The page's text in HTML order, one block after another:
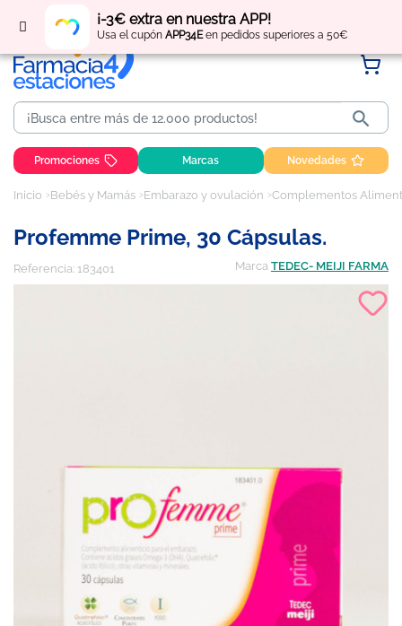
¡-3€ extra en nuestra APP!
Usa el cupón APP34Een pedidos superiores a 50€
Regístratey obtén puntos por tus compras

Promociones Marcas Novedades
Inicio Bebés y Mamás Embarazo y ovulación Complementos
Profemme Prime, 30 Cápsulas.
Referencia: 183401 Marca TEDEC- MEIJI FARMA